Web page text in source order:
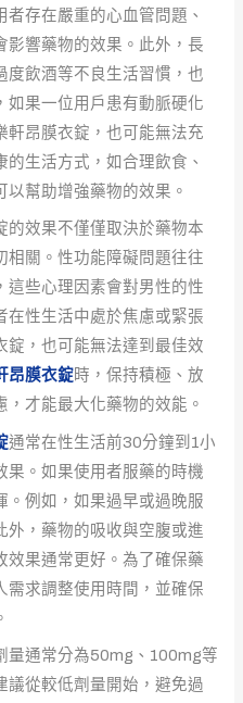
存在嚴重的心血管問題、
影響藥物的效果。此外，長
度飲酒等不良生活習慣，也
如果一位用戶患有動脈硬化
軒昂膜衣錠，也可能無法充
生活方式，如合理飲食、
幫助增強藥物的效果。
的效果不僅僅取決於藥物本
相關。性功能障礙問題往往
這些心理因素會對男性的性
在性生活中處於焦慮或緊張
錠，也可能無法達到最佳效
昂膜衣錠時，保持積極、放
才能最大化藥物的效能。
通常在性生活前30分鐘到1小
果。如果使用者服藥的時機
。例如，如果過早或過晚服
外，藥物的吸收與空腹或進
效果通常更好。為了確保藥
需求調整使用時間，並確保
量通常分為50mg、100mg等
議從較低劑量開始，避免過